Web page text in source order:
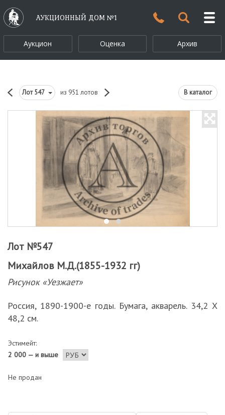
АУКЦИОННЫЙ ДОМ №1
Аукцион Оценка Архив
Лот547 из 951 лотов В каталог
Лот №547
Михайлов М.Д.(1855-1932 гг)
Рисунок «Уезжает»
Россия, 1890-1900-е годы. Бумага, акварель. 34,2 Х
48,2 см.
Эстимейт:
2 000 — и выше
Не продан